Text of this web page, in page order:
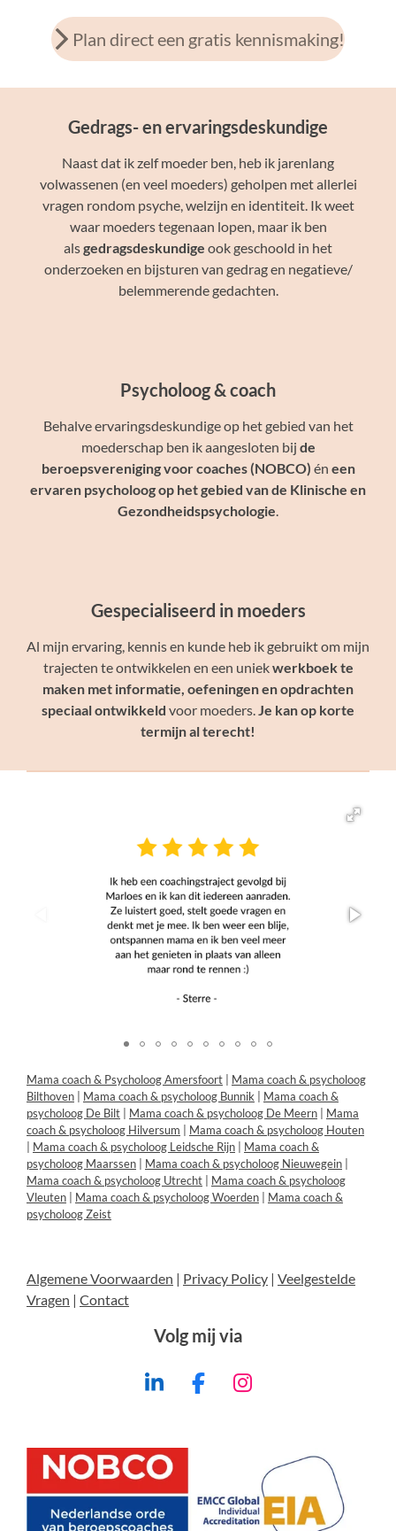
Plan direct een gratis kennismaking!
Gedrags- en ervaringsdeskundige
Naast dat ik zelf moeder ben, heb ik jarenlang
volwassenen (en veel moeders) geholpen met allerlei
vragen rondom psyche, welzijn en identiteit. Ik weet
waar moeders tegenaan lopen, maar ik ben
alsgedragsdeskundige ook geschoold in het
onderzoeken en bijsturen van gedrag en negatieve/
belemmerende gedachten.
Psycholoog & coach
Behalve ervaringsdeskundige op het gebied van het
moederschap ben ik aangesloten bij de
beroepsvereniging voor coaches (NOBCO) én een
ervaren psycholoog op het gebied van de Klinische en
Gezondheidspsychologie.
Gespecialiseerd in moeders
Al mijn ervaring, kennis en kunde heb ik gebruikt om mijn
trajecten te ontwikkelen en een uniekwerkboek te
maken met informatie, oefeningen en opdrachten
speciaal ontwikkeld voor moeders.Je kan op korte
termijn al terecht!
Mama coach & Psycholoog Amersfoort
Mama coach & psycholoog
Bilthoven
Mama coach & psycholoog Bunnik
Mama coach &
psycholoog De Bilt
Mama coach & psycholoog De Meern
Mama
coach & psycholoog Hilversum
Mama coach & psycholoog Houten
Mama coach & psycholoog Leidsche Rijn
Mama coach &
psycholoog Maarssen
Mama coach & psycholoog Nieuwegein
Mama coach & psycholoog Utrecht
Mama coach & psycholoog
Vleuten
Mama coach & psycholoog Woerden
Mama coach &
psycholoog Zeist
Algemene Voorwaarden | Privacy Policy | Veelgestelde
Vragen | Contact
Volg mij via
L
k
e
d
I
F
o
o
I
g
r